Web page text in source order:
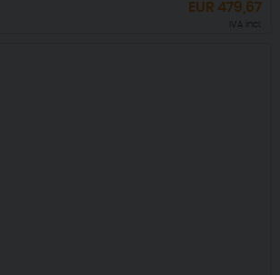
EUR 479,67
IVA incl.